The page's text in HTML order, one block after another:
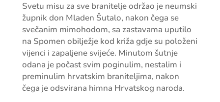
Svetu misu za sve branitelje održao je neumski
župnik don Mladen Šutalo, nakon čega se
svečanim mimohodom, sa zastavama uputilo
na Spomen obilježje kod križa gdje su položeni
vijenci i zapaljene svijeće. Minutom šutnje
odana je počast svim poginulim, nestalim i
preminulim hrvatskim braniteljima, nakon
čega je odsvirana himna Hrvatskog naroda.